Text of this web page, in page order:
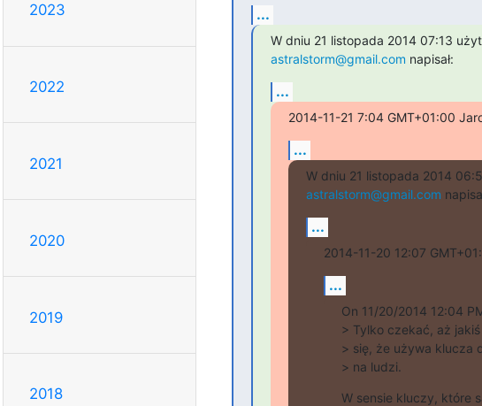
2023
2022
2021
2020
2019
2018
...
astralstorm@gmail.com napisał:
...
2014-11-21 7:04 GMT+01:00
...
astralstorm@gmail.com
...
2014-11-20 12:07
...
On 11/20/2014 12:04
> Tylko czekać, aż
> się, że używa klucza
> na ludzi.
W sensie kluczy, które